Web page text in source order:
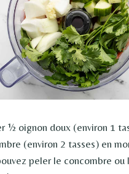
½ oignon doux (environ 1
(environ 2 tasses) en
peler le concombre ou